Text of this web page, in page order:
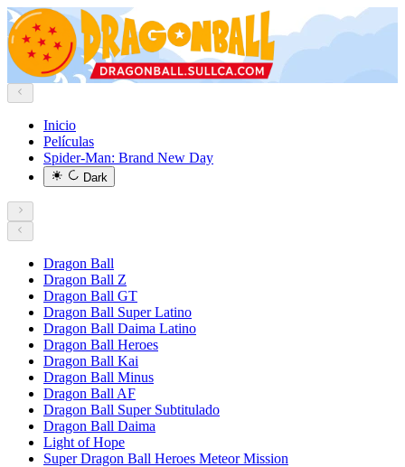
Inicio
Películas
Spider-Man: Brand New Day
Dark
Dragon Ball
Dragon Ball Z
Dragon Ball GT
Dragon Ball Super Latino
Dragon Ball Daima Latino
Dragon Ball Heroes
Dragon Ball Kai
Dragon Ball Minus
Dragon Ball AF
Dragon Ball Super Subtitulado
Dragon Ball Daima
Light of Hope
Super Dragon Ball Heroes Meteor Mission